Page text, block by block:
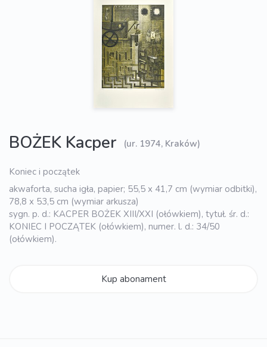
BOŻEK Kacper (ur. 1974, Kraków)
Koniec i początek
akwaforta, sucha igła, papier; 55,5 x 41,7 cm (wymiar odbitki),
78,8 x 53,5 cm (wymiar arkusza)
sygn. p. d.: KACPER BOŻEK XIII/XXI (ołówkiem), tytuł. śr. d.:
KONIEC I POCZĄTEK (ołówkiem), numer. l. d.: 34/50
(ołówkiem).
Kup abonament